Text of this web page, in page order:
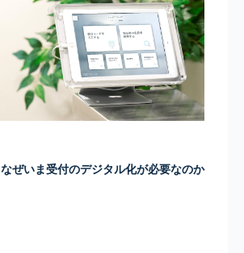
なぜいま受付のデジタル化が必要なのか